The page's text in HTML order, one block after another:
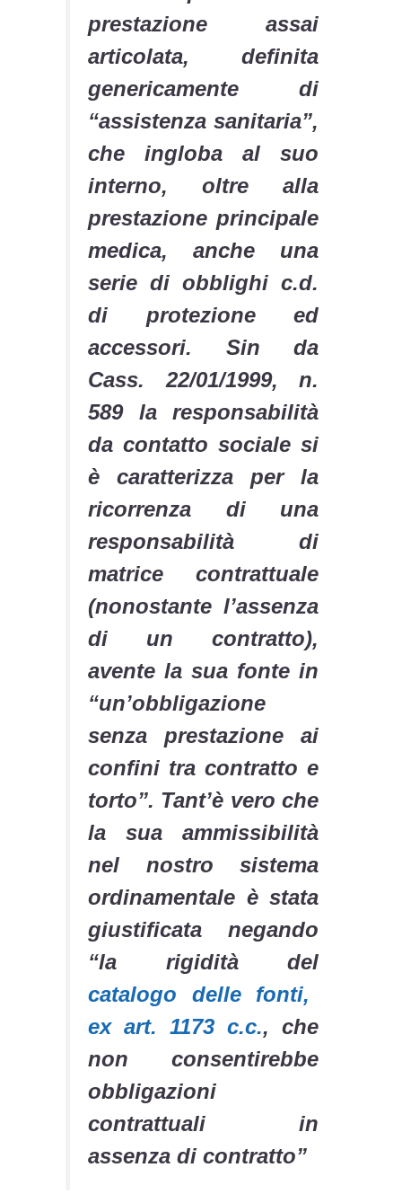
prestazione assai
articolata, definita
genericamente di
“assistenza sanitaria”,
che ingloba al suo
interno, oltre alla
prestazione principale
medica, anche una
serie di obblighi c.d.
di protezione ed
accessori. Sin da
Cass. 22/01/1999, n.
589 la responsabilità
da contatto sociale si
è caratterizza per la
ricorrenza di una
responsabilità di
matrice contrattuale
(nonostante l’assenza
di un contratto),
avente la sua fonte in
“un’obbligazione
senza prestazione ai
confini tra contratto e
torto”. Tant’è vero che
la sua ammissibilità
nel nostro sistema
ordinamentale è stata
giustificata negando
“la rigidità del
catalogo delle fonti,
ex art. 1173 c.c., che
non consentirebbe
obbligazioni
contrattuali in
assenza di contratto”